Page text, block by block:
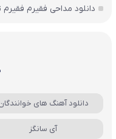
دانلود مداحی فقیرم
دانلود آهنگ های
آی سانگز